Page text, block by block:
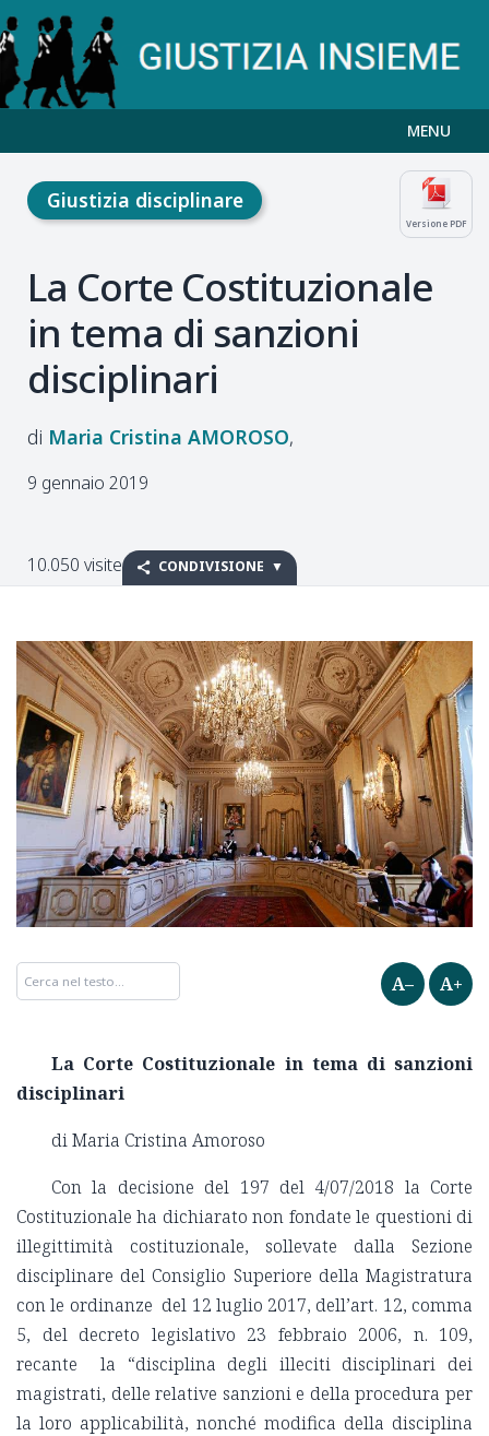
MENU
Versione PDF
Giustizia disciplinare
La Corte Costituzionale
in tema di sanzioni
disciplinari
Maria Cristina AMOROSO
9 gennaio 2019
10.050 visite CONDIVISIONE
A– A+
La Corte Costituzionale in tema di sanzioni
disciplinari
di Maria Cristina Amoroso
Con la decisione del 197 del 4/07/2018 la Corte
Costituzionale ha dichiarato non fondate le questioni di
illegittimità costituzionale, sollevate dalla Sezione
disciplinare del Consiglio Superiore della Magistratura
con le ordinanze del 12 luglio 2017, dell’art. 12, comma
5, del decreto legislativo 23 febbraio 2006, n. 109,
recante la “disciplina degli illeciti disciplinari dei
magistrati, delle relative sanzioni e della procedura per
la loro applicabilità, nonché modifica della disciplina